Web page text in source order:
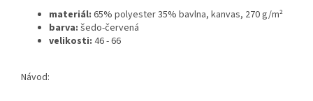
materiál: 65% polyester 35% bavlna, kanvas, 270 g/m²
barva: šedo-červená
velikosti: 46 - 66
Návod: